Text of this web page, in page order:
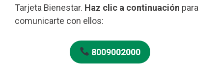
Tarjeta Bienestar. Haz clic a continuación para
comunicarte con ellos:
8009002000